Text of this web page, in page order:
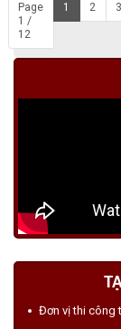
Đơn vị thi công
Page
1 /
12
1 2 3